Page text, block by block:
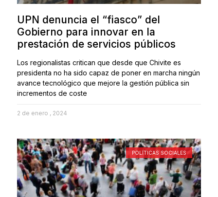
UPN denuncia el “fiasco” del
Gobierno para innovar en la
prestación de servicios públicos
Los regionalistas critican que desde que Chivite es
presidenta no ha sido capaz de poner en marcha ningún
avance tecnológico que mejore la gestión pública sin
incrementos de coste
2 de enero , 2024
POLÍTICAS SOCIALES